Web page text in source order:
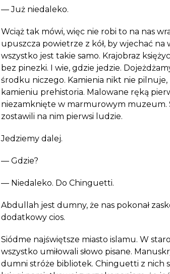
— Już niedaleko.
Wciąż tak mówi, więc nie robi to na nas
upuszcza powietrze z kół, by wjechać na
wszystko jest takie samo. Krajobraz
bez pinezki. I wie, gdzie jedzie.
środku niczego. Kamienia nikt nie
kamieniu prehistoria. Malowane ręką
niezamknięte w marmurowym muzeum.
zostawili na nim pierwsi ludzie.
Jedziemy dalej.
— Gdzie?
— Niedaleko. Do Chinguetti.
Abdullah jest dumny, że nas pokonał
dodatkowy cios.
Siódme najświętsze miasto islamu. W
wszystko umiłowali słowo pisane.
dumni stróże bibliotek. Chinguetti z nich